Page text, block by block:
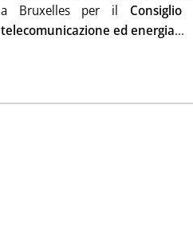
a Bruxelles per il
telecomunicazione ed energia...